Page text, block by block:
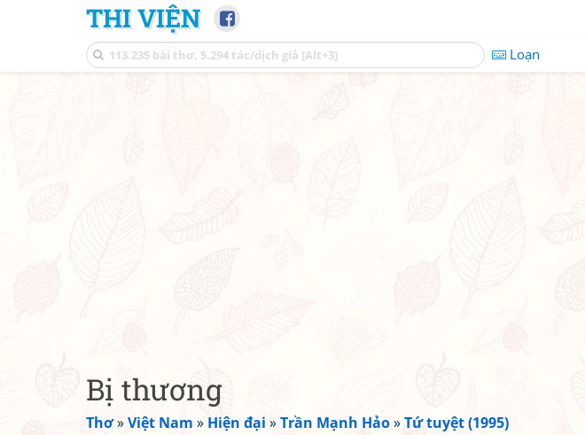
THI VIỆN
Loạn
Bị thương
Thơ»Việt Nam » Hiện đại »Trần Mạnh Hảo»Tứ tuyệt (1995)